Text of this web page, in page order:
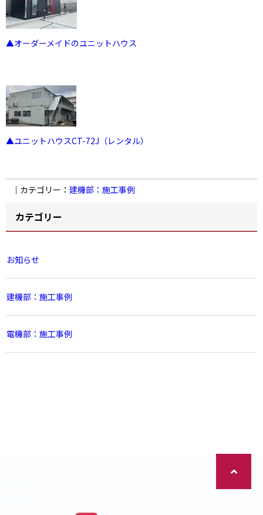
▲オーダーメイドのユニットハウス
▲ユニットハウスCT-72J（レンタル）
｜カテゴリー： 建機部：施工事例
カテゴリー
お知らせ
建機部：施工事例
電機部：施工事例